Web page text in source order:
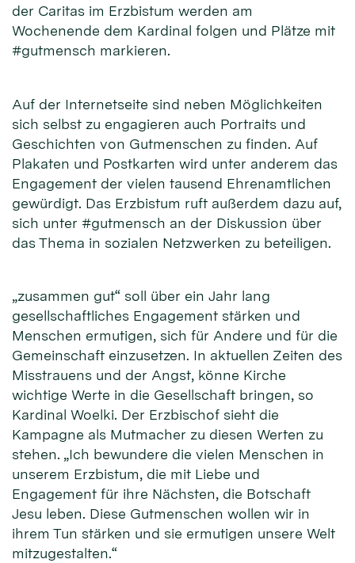
der Caritas im Erzbistum werden am
Wochenende dem Kardinal folgen und Plätze mit
#gutmensch markieren.
Auf der Internetseite sind neben Möglichkeiten
sich selbst zu engagieren auch Portraits und
Geschichten von Gutmenschen zu finden. Auf
Plakaten und Postkarten wird unter anderem das
Engagement der vielen tausend Ehrenamtlichen
gewürdigt. Das Erzbistum ruft außerdem dazu auf,
sich unter #gutmensch an der Diskussion über
das Thema in sozialen Netzwerken zu beteiligen.
„zusammen gut“ soll über ein Jahr lang
gesellschaftliches Engagement stärken und
Menschen ermutigen, sich für Andere und für die
Gemeinschaft einzusetzen. In aktuellen Zeiten des
Misstrauens und der Angst, könne Kirche
wichtige Werte in die Gesellschaft bringen, so
Kardinal Woelki. Der Erzbischof sieht die
Kampagne als Mutmacher zu diesen Werten zu
stehen. „Ich bewundere die vielen Menschen in
unserem Erzbistum, die mit Liebe und
Engagement für ihre Nächsten, die Botschaft
Jesu leben. Diese Gutmenschen wollen wir in
ihrem Tun stärken und sie ermutigen unsere Welt
mitzugestalten.“